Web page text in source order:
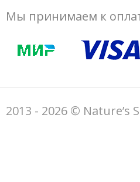
Мы принимаем к
2013 - 2026 © Nature’s